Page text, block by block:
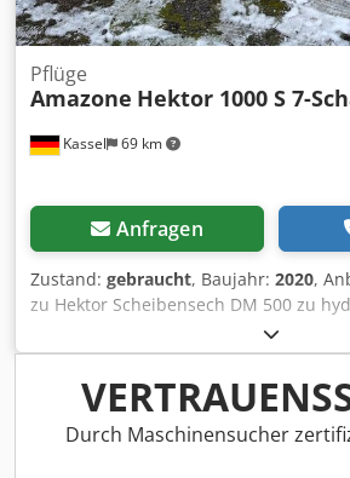
Kassel 69 km
Pflüge
Amazone Hektor 1000 S 7-
Anfragen
Zustand: gebraucht, Baujahr: 2020,
zu Hektor Scheibensech DM 500 zu
schwer Vorschäler G1 einstellbar
Kenntlichmachung Vorn /
Typengenehmigung-EU 40km/h -
RH 82 / Erweiterbar Cedpfothk U Tjx
Durch Maschinensucher